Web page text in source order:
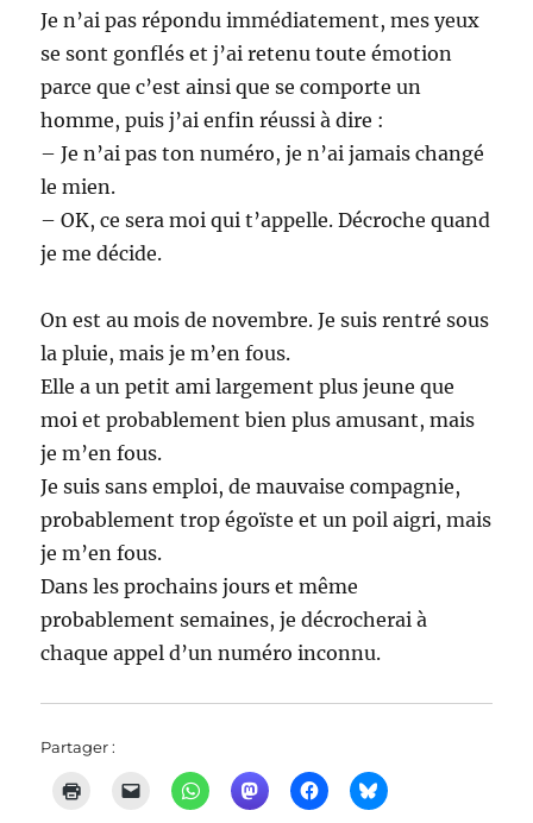
Je n’ai pas répondu immédiatement, mes yeux
se sont gonflés et j’ai retenu toute émotion
parce que c’est ainsi que se comporte un
homme, puis j’ai enfin réussi à dire :
– Je n’ai pas ton numéro, je n’ai jamais changé
le mien.
– OK, ce sera moi qui t’appelle. Décroche quand
je me décide.
On est au mois de novembre. Je suis rentré sous
la pluie, mais je m’en fous.
Elle a un petit ami largement plus jeune que
moi et probablement bien plus amusant, mais
je m’en fous.
Je suis sans emploi, de mauvaise compagnie,
probablement trop égoïste et un poil aigri, mais
je m’en fous.
Dans les prochains jours et même
probablement semaines, je décrocherai à
chaque appel d’un numéro inconnu.
Partager :